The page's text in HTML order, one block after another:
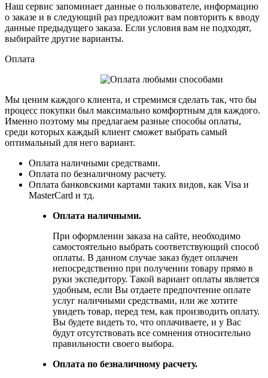
Наш сервис запоминает данные о пользователе, информацию
о заказе и в следующий раз предложит вам повторить к вводу
данные предыдущего заказа. Если условия вам не подходят,
выбирайте другие варианты.
Оплата
Мы ценим каждого клиента, и стремимся сделать так, что бы
процесс покупки был максимально комфортным для каждого.
Именно поэтому мы предлагаем разные способы оплаты,
среди которых каждый клиент сможет выбрать самый
оптимальный для него вариант.
Оплата наличными средствами.
Оплата по безналичному расчету.
Оплата банковскими картами таких видов, как Visa и
MasterCard и тд.
Оплата наличными.
При оформлении заказа на сайте, необходимо
самостоятельно выбрать соответствующий способ
оплаты. В данном случае заказ будет оплачен
непосредственно при получении товару прямо в
руки экспедитору. Такой вариант оплаты является
удобным, если Вы отдаете предпочтение оплате
услуг наличными средствами, или же хотите
увидеть товар, перед тем, как производить оплату.
Вы будете видеть то, что оплачиваете, и у Вас
будут отсутствовать все сомнения относительно
правильности своего выбора.
Оплата по безналичному расчету.